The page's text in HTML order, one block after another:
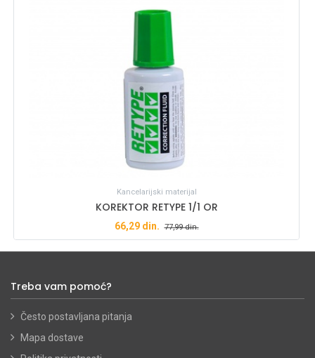
Kancelarijski materijal
KOREKTOR RETYPE 1/1 OR
66,29din. 77,99din.
Treba vam pomoć?
Često postavljana pitanja
Mapa dostave